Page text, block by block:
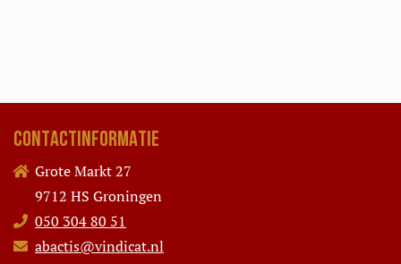
CONTACTINFORMATIE
Grote Markt 27
9712 HS Groningen
050 304 80 51
abactis@vindicat.nl